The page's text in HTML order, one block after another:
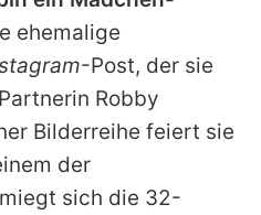
ehemalige
-Post, der sie
Robby
Bilderreihe feiert sie
der
sich die 32-